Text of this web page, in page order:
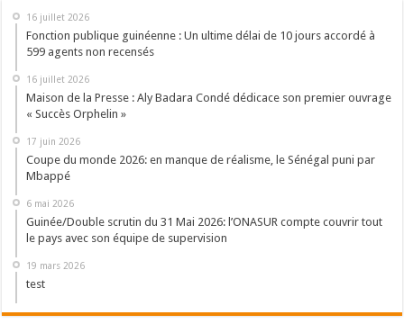
16 juillet 2026
Fonction publique guinéenne : Un ultime délai de 10 jours accordé à
599 agents non recensés
16 juillet 2026
Maison de la Presse : Aly Badara Condé dédicace son premier ouvrage
« Succès Orphelin »
17 juin 2026
Coupe du monde 2026: en manque de réalisme, le Sénégal puni par
Mbappé
6 mai 2026
Guinée/Double scrutin du 31 Mai 2026: l’ONASUR compte couvrir tout
le pays avec son équipe de supervision
19 mars 2026
test